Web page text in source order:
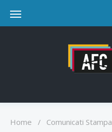
Home / Comunicati Stampa